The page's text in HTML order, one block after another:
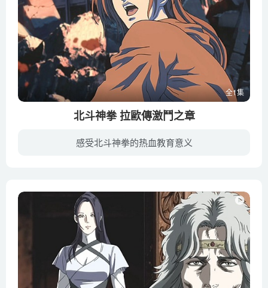
全1集
北斗神拳 拉歐傳激鬥之章
感受北斗神拳的热血教育意义